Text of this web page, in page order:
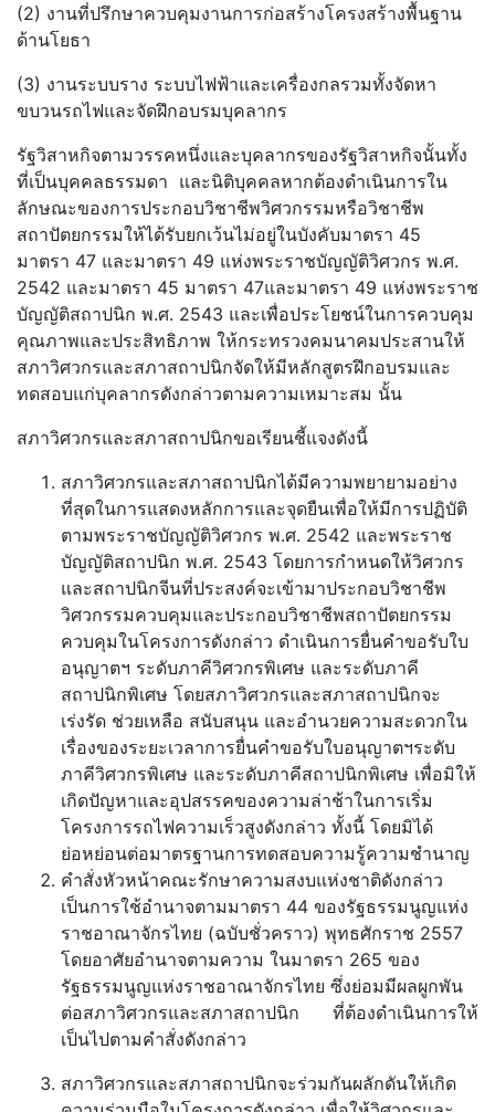
(2) งานที่ปรึกษาควบคุมงานการก่อสร้างโครงสร้างพื้นฐาน
ด้านโยธา
(3) งานระบบราง ระบบไฟฟ้าและเครื่องกลรวมทั้งจัดหา
ขบวนรถไฟและจัดฝึกอบรมบุคลากร
รัฐวิสาหกิจตามวรรคหนึ่งและบุคลากรของรัฐวิสาหกิจนั้นทั้ง
ที่เป็นบุคคลธรรมดา และนิติบุคคลหากต้องดำเนินการใน
ลักษณะของการประกอบวิชาชีพวิศวกรรมหรือวิชาชีพ
สถาปัตยกรรมให้ได้รับยกเว้นไม่อยู่ในบังคับมาตรา 45
มาตรา 47 และมาตรา 49 แห่งพระราชบัญญัติวิศวกร พ.ศ.
2542 และมาตรา 45 มาตรา 47และมาตรา 49 แห่งพระราช
บัญญัติสถาปนิก พ.ศ. 2543 และเพื่อประโยชน์ในการควบคุม
คุณภาพและประสิทธิภาพ ให้กระทรวงคมนาคมประสานให้
สภาวิศวกรและสภาสถาปนิกจัดให้มีหลักสูตรฝึกอบรมและ
ทดสอบแก่บุคลากรดังกล่าวตามความเหมาะสม นั้น
สภาวิศวกรและสภาสถาปนิกขอเรียนชี้แจงดังนี้
สภาวิศวกรและสภาสถาปนิกได้มีความพยายามอย่าง
ที่สุดในการแสดงหลักการและจุดยืนเพื่อให้มีการปฏิบัติ
ตามพระราชบัญญัติวิศวกร พ.ศ. 2542 และพระราช
บัญญัติสถาปนิก พ.ศ. 2543 โดยการกำหนดให้วิศวกร
และสถาปนิกจีนที่ประสงค์จะเข้ามาประกอบวิชาชีพ
วิศวกรรมควบคุมและประกอบวิชาชีพสถาปัตยกรรม
ควบคุมในโครงการดังกล่าว ดำเนินการยื่นคำขอรับใบ
อนุญาตฯ ระดับภาคีวิศวกรพิเศษ และระดับภาคี
สถาปนิกพิเศษ โดยสภาวิศวกรและสภาสถาปนิกจะ
เร่งรัด ช่วยเหลือ สนับสนุน และอำนวยความสะดวกใน
เรื่องของระยะเวลาการยื่นคำขอรับใบอนุญาตฯระดับ
ภาคีวิศวกรพิเศษ และระดับภาคีสถาปนิกพิเศษ เพื่อมิให้
เกิดปัญหาและอุปสรรคของความล่าช้าในการเริ่ม
โครงการรถไฟความเร็วสูงดังกล่าว ทั้งนี้ โดยมิได้
ย่อหย่อนต่อมาตรฐานการทดสอบความรู้ความชำนาญ
คำสั่งหัวหน้าคณะรักษาความสงบแห่งชาติดังกล่าว
เป็นการใช้อำนาจตามมาตรา 44 ของรัฐธรรมนูญแห่ง
ราชอาณาจักรไทย (ฉบับชั่วคราว) พุทธศักราช 2557
โดยอาศัยอำนาจตามความ ในมาตรา 265 ของ
รัฐธรรมนูญแห่งราชอาณาจักรไทย ซึ่งย่อมมีผลผูกพัน
ต่อสภาวิศวกรและสภาสถาปนิก ที่ต้องดำเนินการให้
เป็นไปตามคำสั่งดังกล่าว
สภาวิศวกรและสภาสถาปนิกจะร่วมกันผลักดันให้เกิด